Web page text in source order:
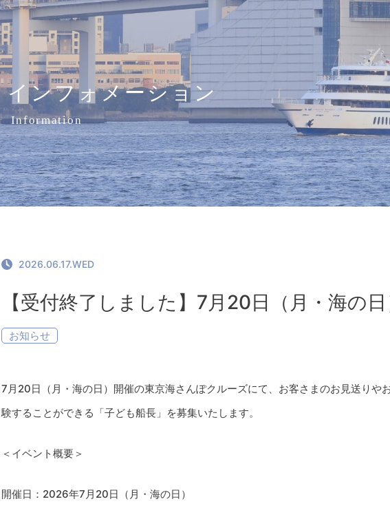
インフォメーション
Information
2026.06.17.WED
【受付終了しました】7月20日（月・海の
お知らせ
7月20日（月・海の日）開催の東京海さんぽクルーズにて、お客さまのお見送りや
験することができる「子ども船長」を募集いたします。
＜イベント概要＞
開催日：2026年7月20日（月・海の日）